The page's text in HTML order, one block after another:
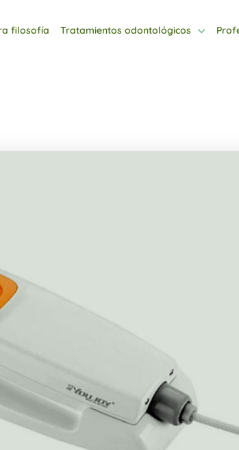
filosofía Tratamientos odontológicos